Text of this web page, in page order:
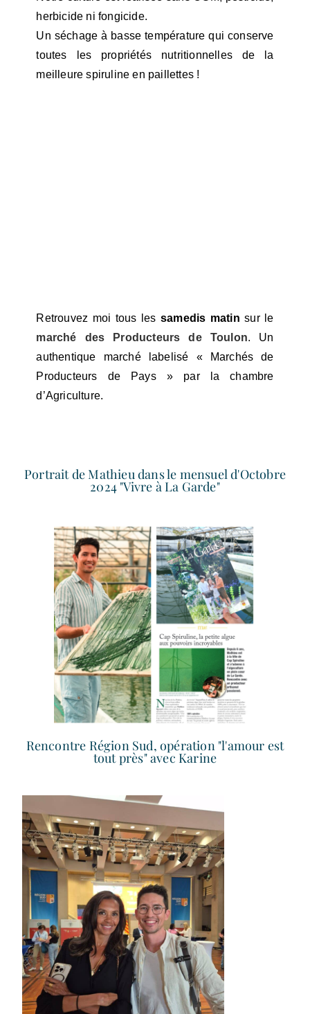
herbicide ni fongicide.
Un séchage à basse température qui conserve
toutes les propriétés nutritionnelles de la
meilleure spiruline en paillettes !
Retrouvez moi tous les samedis matin sur le
marché des Producteurs de Toulon. Un
authentique marché labelisé « Marchés de
Producteurs de Pays » par la chambre
d’Agriculture.
Portrait de Mathieu dans le mensuel d'Octobre
2024 "Vivre à La Garde"
Rencontre Région Sud, opération "l'amour est
tout près" avec Karine